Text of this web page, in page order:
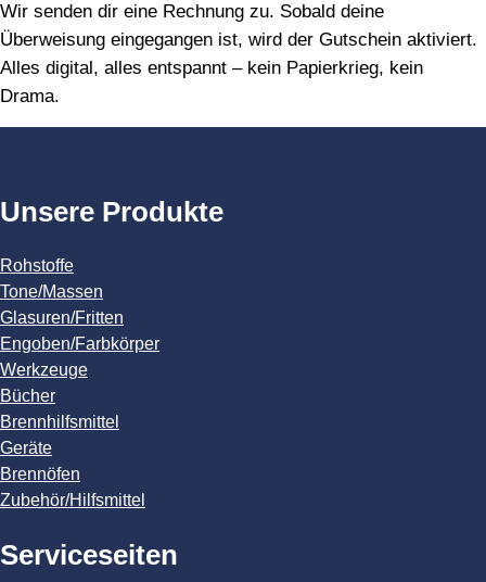
Wir senden dir eine Rechnung zu. Sobald deine
Überweisung eingegangen ist, wird der Gutschein aktiviert.
Alles digital, alles entspannt – kein Papierkrieg, kein
Drama.
Unsere Produkte
Rohstoffe
Tone/Massen
Glasuren/Fritten
Engoben/Farbkörper
Werkzeuge
Bücher
Brennhilfsmittel
Geräte
Brennöfen
Zubehör/Hilfsmittel
Serviceseiten